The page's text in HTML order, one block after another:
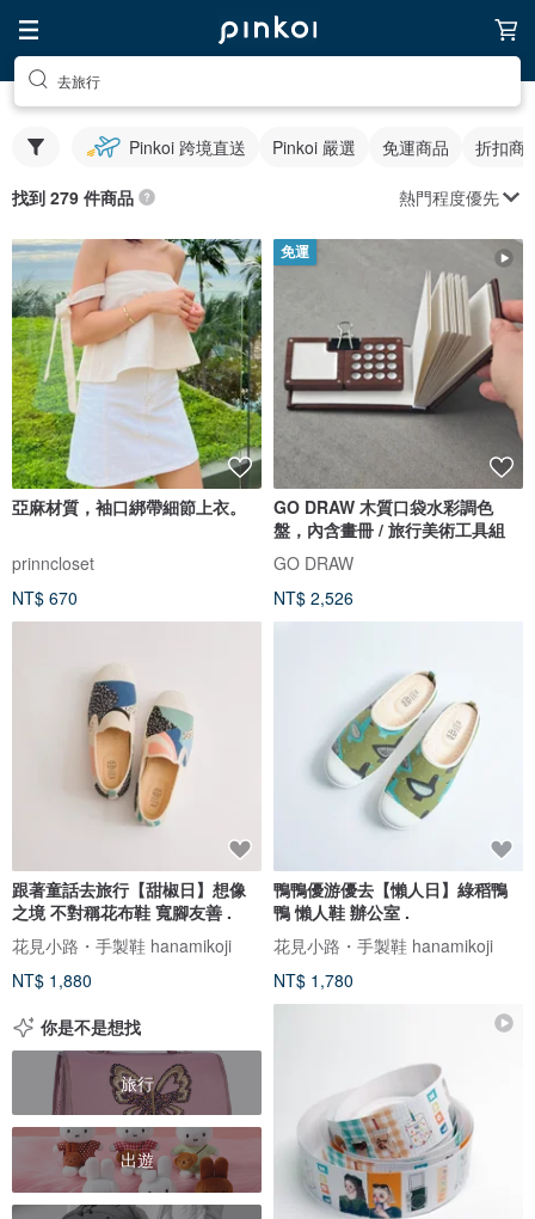
去旅行
Pinkoi 跨境直送 Pinkoi 嚴選 免運商品 折扣商
找到 279 件商品 熱門程度優先
亞麻材質，袖口綁帶細節上衣。
prinncloset
NT$ 670
免運
GO DRAW 木質口袋水彩調色
盤，內含畫冊 / 旅行美術工具組
GO DRAW
NT$ 2,526
跟著童話去旅行【甜椒日】想像
之境 不對稱花布鞋 寬腳友善 .
花見小路・手製鞋 hanamikoji
NT$ 1,880
鴨鴨優游優去【懶人日】綠稻鴨
鴨 懶人鞋 辦公室 .
花見小路・手製鞋 hanamikoji
NT$ 1,780
你是不是想找
旅行
出遊